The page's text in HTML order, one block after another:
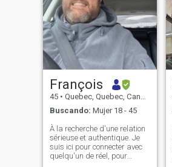
François
45 • Quebec, Quebec, Canadá
Buscando: Mujer 18 - 45
À la recherche d'une relation
sérieuse et authentique. Je
suis ici pour connecter avec
quelqu'un de réel, pour